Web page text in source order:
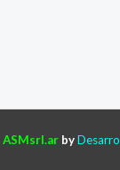
ASMsrl.ar by